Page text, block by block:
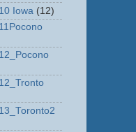
Iowa (12)